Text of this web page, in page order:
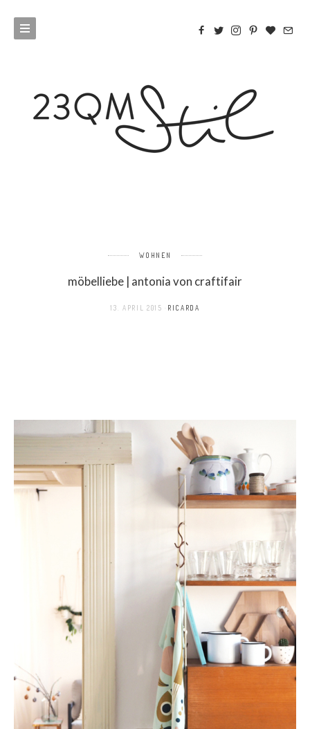
WOHNEN
möbelliebe | antonia von craftifair
13. APRIL 2015 RICARDA